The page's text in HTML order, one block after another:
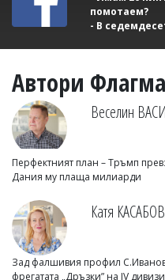
помотаем?
- В
Автори
Веселин
Перфектният план – Тръмп
Дания му плаща милиарди
Катя
Зад фалшивия профил
фрегатата „Дръзки” на IV